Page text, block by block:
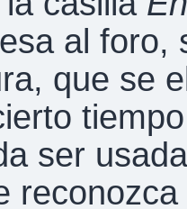
al foro,
que se
ser